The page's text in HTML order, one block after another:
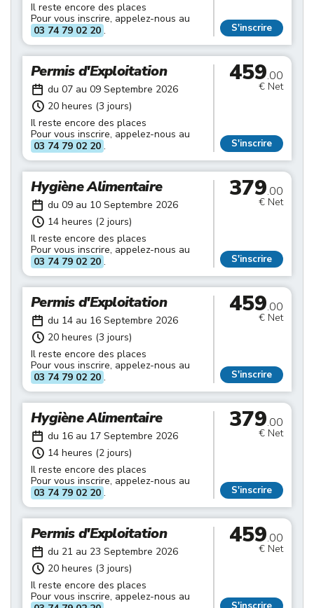
Il reste encore des places
Pour vous inscrire, appelez-nous au
03 74 79 02 20 . S'inscrire
Permis d'Exploitation
du 07 au 09 Septembre 2026
20 heures (3 jours)
Il reste encore des places
Pour vous inscrire, appelez-nous au
03 74 79 02 20 .
459.00
€ Net
S'inscrire
Hygiène Alimentaire
du 09 au 10 Septembre 2026
14 heures (2 jours)
Il reste encore des places
Pour vous inscrire, appelez-nous au
03 74 79 02 20 .
379.00
€ Net
S'inscrire
Permis d'Exploitation
du 14 au 16 Septembre 2026
20 heures (3 jours)
Il reste encore des places
Pour vous inscrire, appelez-nous au
03 74 79 02 20 .
459.00
€ Net
S'inscrire
Hygiène Alimentaire
du 16 au 17 Septembre 2026
14 heures (2 jours)
Il reste encore des places
Pour vous inscrire, appelez-nous au
03 74 79 02 20 .
379.00
€ Net
S'inscrire
Permis d'Exploitation
du 21 au 23 Septembre 2026
20 heures (3 jours)
Il reste encore des places
Pour vous inscrire, appelez-nous au
459.00
€ Net